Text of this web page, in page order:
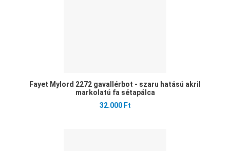
Fayet Mylord 2272 gavallérbot - szaru hatású akril
markolatú fa sétapálca
32.000 Ft